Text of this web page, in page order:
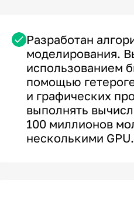
Разработан
моделирования.
использованием
помощью
и графических
выполнять
100 миллионов
несколькими GPU.